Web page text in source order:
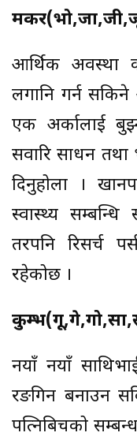
आर्थिक अवस्था
लगानि गर्न
एक अर्कालाई
सवारि साधन तथा
दिनुहोला ।
स्वास्थ्य
तरपनि रिसर्च
रहेकोछ ।
नयाँ नयाँ
रङगिन बनाउन
पत्निबिचको